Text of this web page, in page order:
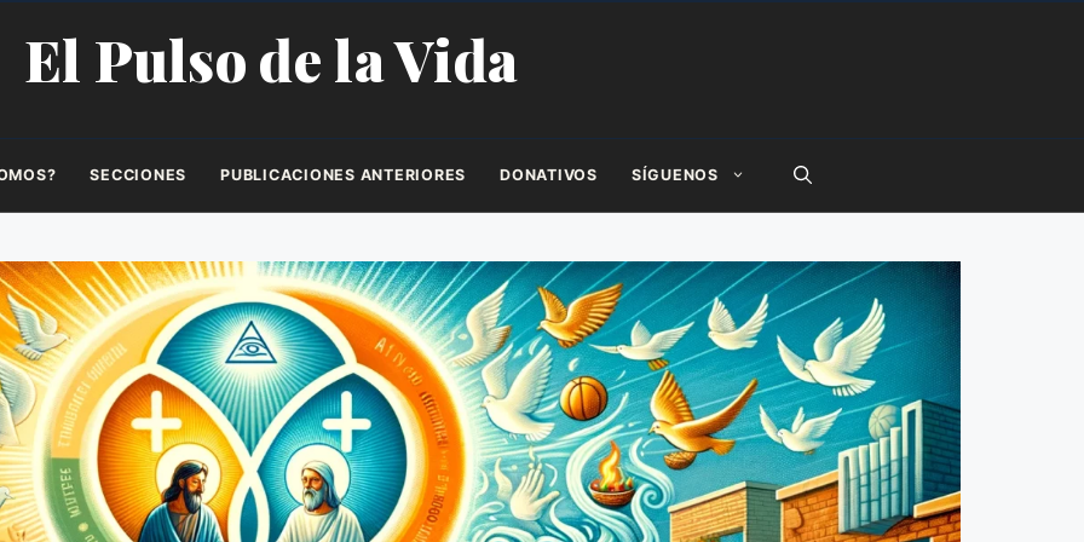
El Pulso de la Vida
SECCIONES PUBLICACIONES ANTERIORES DONATIVOS SÍGUENOS